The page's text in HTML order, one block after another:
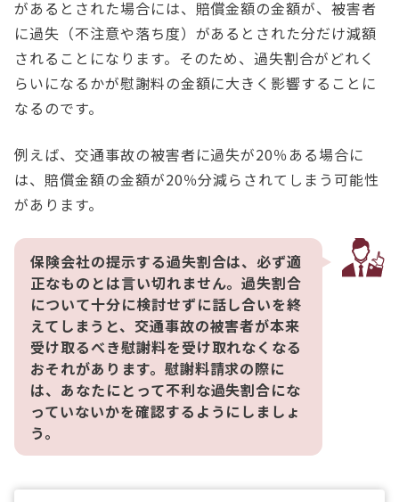
があるとされた場合には、賠償金額の金額が、被害者
に過失（不注意や落ち度）があるとされた分だけ減額
されることになります。そのため、過失割合がどれく
らいになるかが慰謝料の金額に大きく影響することに
なるのです。
例えば、交通事故の被害者に過失が20％ある場合に
は、賠償金額の金額が20％分減らされてしまう可能性
があります。
保険会社の提示する過失割合は、必ず適
正なものとは言い切れません。過失割合
について十分に検討せずに話し合いを終
えてしまうと、交通事故の被害者が本来
受け取るべき慰謝料を受け取れなくなる
おそれがあります。慰謝料請求の際に
は、あなたにとって不利な過失割合にな
っていないかを確認するようにしましょ
う。